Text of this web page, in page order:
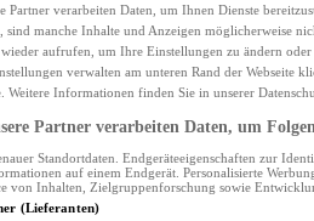
Partner verarbeiten Daten, um Ihnen Dienste
sind manche Inhalte und Anzeigen möglicherweise
aufrufen, um Ihre Einstellungen zu ändern
verwalten am unteren Rand der Webseite
Weitere Informationen finden Sie in unserer
Partner verarbeiten Daten, um
Standortdaten. Endgeräteeigenschaften zur
auf einem Endgerät. Personalisierte
von Inhalten, Zielgruppenforschung sowie
(Lieferanten)